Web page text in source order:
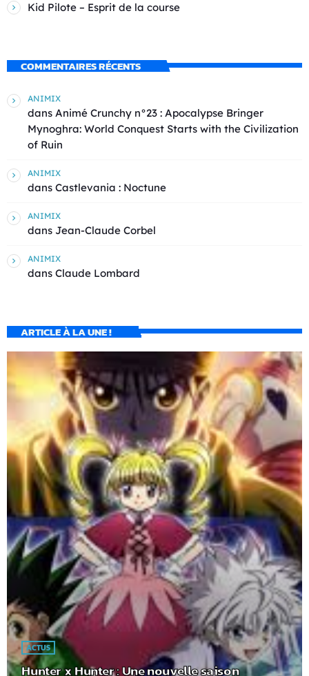
Kid Pilote – Esprit de la course
COMMENTAIRES RÉCENTS
ANIMIX
dans Animé Crunchy n°23 : Apocalypse Bringer
Mynoghra: World Conquest Starts with the Civilization
of Ruin
ANIMIX
dans Castlevania : Noctune
ANIMIX
dans Jean-Claude Corbel
ANIMIX
dans Claude Lombard
ARTICLE À LA UNE !
ACTUS
Hunter x Hunter : Une nouvelle saison